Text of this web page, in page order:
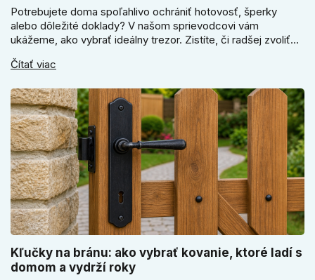
Potrebujete doma spoľahlivo ochrániť hotovosť, šperky
alebo dôležité doklady? V našom sprievodcovi vám
ukážeme, ako vybrať ideálny trezor. Zistíte, či radšej zvoliť
kľúčové jeho správne ukotvenie.
Čítať viac
Kľučky na bránu: ako vybrať kovanie, ktoré ladí s
domom a vydrží roky